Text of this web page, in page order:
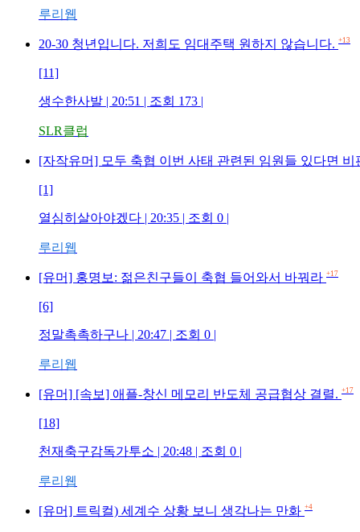
루리웹
20-30 청년입니다. 저희도 임대주택 원하지 않습니다. +13
[11]
생수한사발 | 20:51 | 조회 173 |
SLR클럽
[자작유머] 모두 축협 이번 사태 관련된 임원들 있다면 비
[1]
열심히살아야겠다 | 20:35 | 조회 0 |
루리웹
[유머] 홍명보: 젊은친구들이 축협 들어와서 바꿔라 +17
[6]
정말촉촉하구나 | 20:47 | 조회 0 |
루리웹
[유머] [속보] 애플-창신 메모리 반도체 공급협상 결렬. +17
[18]
천재축구감독가투소 | 20:48 | 조회 0 |
루리웹
[유머] 트릭컬) 세계수 상황 보니 생각나는 만화 +4